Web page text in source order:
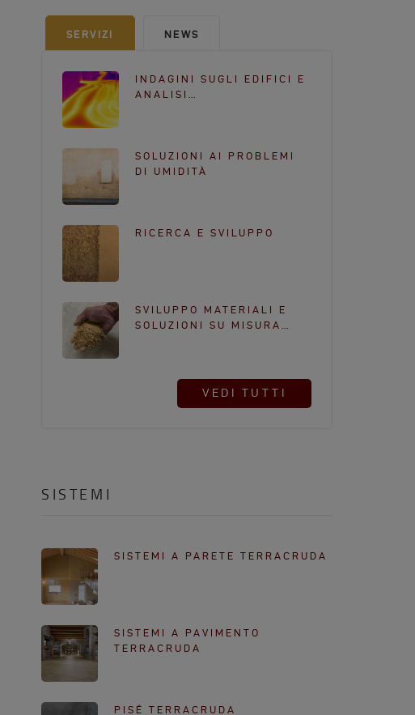
o
o
r
m
SERVIZI NEWS
INDAGINI SUGLI EDIFICI E
ANALISI…
SOLUZIONI AI PROBLEMI
DI UMIDITÀ
RICERCA E SVILUPPO
SVILUPPO MATERIALI E
SOLUZIONI SU MISURA…
VEDI TUTTI
SISTEMI
SISTEMI A PARETE TERRACRUDA
SISTEMI A PAVIMENTO
TERRACRUDA
PISÉ TERRACRUDA